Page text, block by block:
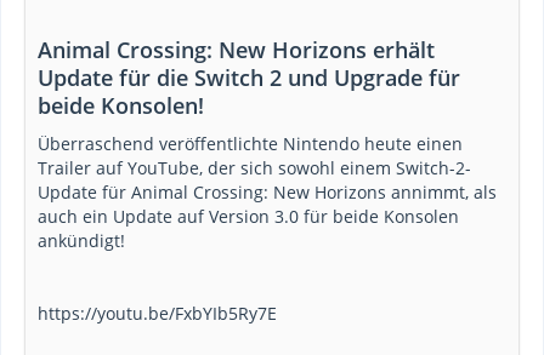
Animal Crossing: New Horizons erhält
Update für die Switch 2 und Upgrade für
beide Konsolen!
Überraschend veröffentlichte Nintendo heute einen
Trailer auf YouTube, der sich sowohl einem Switch-2-
Update für Animal Crossing: New Horizons annimmt, als
auch ein Update auf Version 3.0 für beide Konsolen
ankündigt!
https://youtu.be/FxbYIb5Ry7E